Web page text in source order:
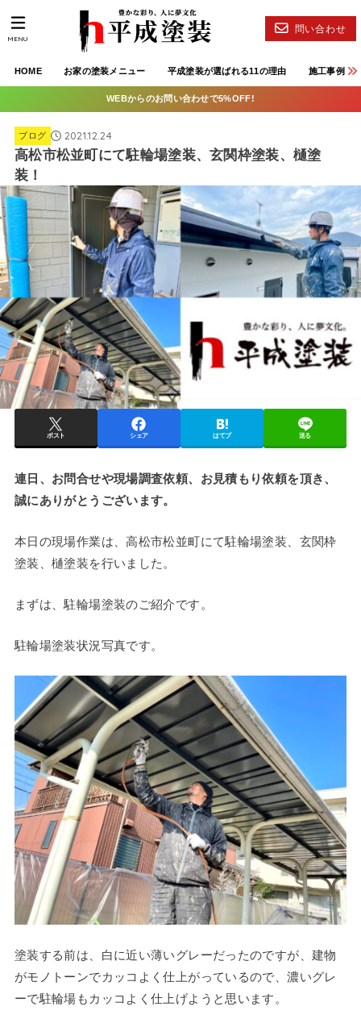
HOME お家の塗装メニュー 平成塗装が選ばれる11の理由 施工事例
問い合わせ
MENU
WEBからのお問い合わせで5%OFF!
ブログ 2021.12.24
高松市松並町にて駐輪場塗装、玄関枠塗装、樋塗
装！
ポスト シェア はてブ 送る
連日、お問合せや現場調査依頼、お見積もり依頼を頂き、
誠にありがとうございます。
本日の現場作業は、高松市松並町にて駐輪場塗装、玄関枠
塗装、樋塗装を行いました。
まずは、駐輪場塗装のご紹介です。
駐輪場塗装状況写真です。
塗装する前は、白に近い薄いグレーだったのですが、建物
がモノトーンでカッコよく仕上がっているので、濃いグレ
ーで駐輪場もカッコよく仕上げようと思います。